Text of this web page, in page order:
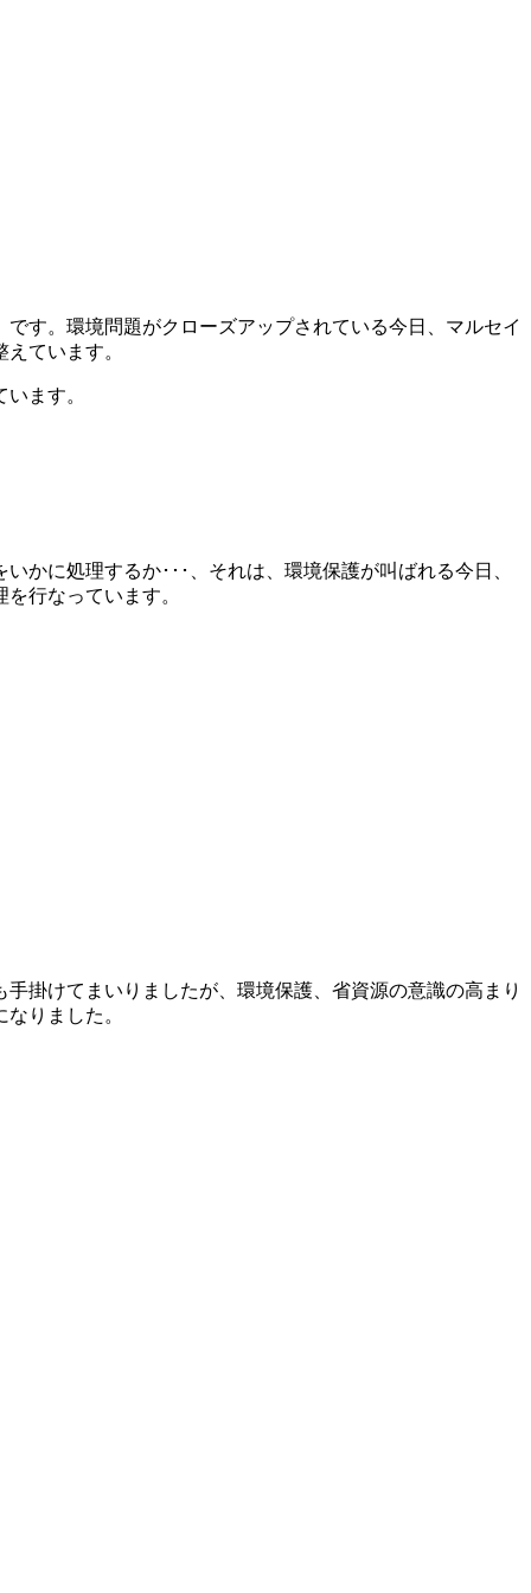
す。環境問題がクローズアップされている今日、マルセイ
ています。
ます。
かに処理するか･･･、それは、環境保護が叫ばれる今日、
行なっています。
掛けてまいりましたが、環境保護、省資源の意識の高まり
りました。